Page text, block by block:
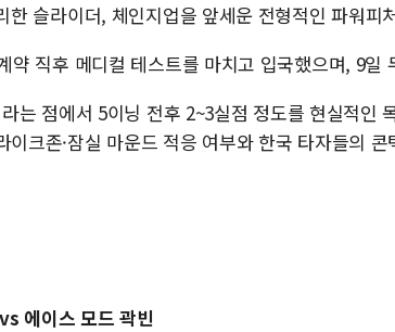
슬라이더, 체인지업을 앞세운 전형적인 파워피
약 직후 메디컬 테스트를 마치고 입국했으며, 9일
는 점에서 5이닝 전후 2~3실점 정도를 현실적인
이크존·잠실 마운드 적응 여부와 한국 타자들의
에이스 모드 곽빈